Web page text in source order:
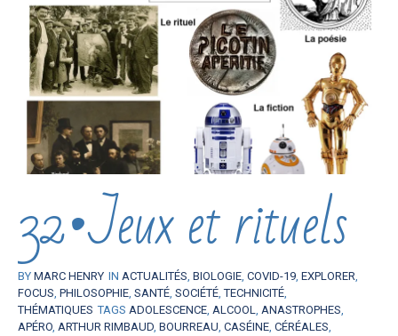
32•Jeux et rituels
BY MARC HENRY IN ACTUALITÉS, BIOLOGIE, COVID-19, EXPLORER,
FOCUS, PHILOSOPHIE, SANTÉ, SOCIÉTÉ,TECHNICITÉ,
THÉMATIQUES TAGS ADOLESCENCE, ALCOOL, ANASTROPHES,
APÉRO, ARTHUR RIMBAUD, BOURREAU, CASÉINE, CÉRÉALES,